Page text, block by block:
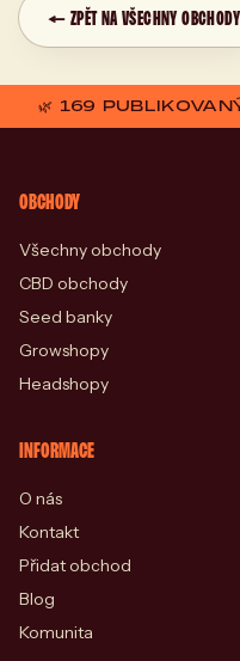
← ZPĚT NA VŠECHNY OBCHODY
🌿 169
OBCHODY
Všechny obchody
CBD obchody
Seed banky
Growshopy
Headshopy
INFORMACE
O nás
Kontakt
Přidat obchod
Blog
Komunita